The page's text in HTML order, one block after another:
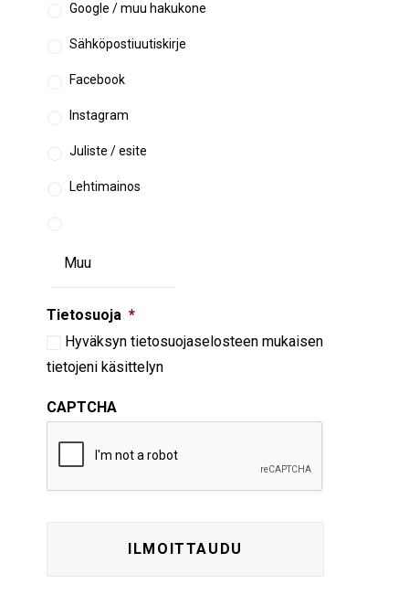
Google / muu hakukone
Sähköpostiuutiskirje
Facebook
Instagram
Juliste / esite
Lehtimainos
Tietosuoja *
Hyväksyn tietosuojaselosteen mukaisen
tietojeni käsittelyn
CAPTCHA